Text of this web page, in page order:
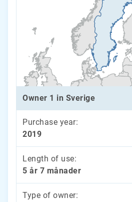
Owner 1 in Sverige
Purchase year:
2019
Length of use:
5 år 7 månader
Type of owner: